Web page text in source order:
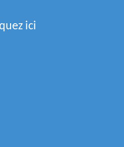
ici